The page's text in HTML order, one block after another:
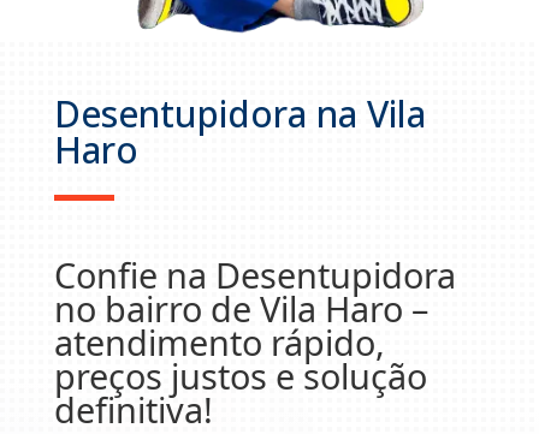
Desentupidora na Vila
Haro
Confie na Desentupidora
no bairro de Vila Haro –
atendimento rápido,
preços justos e solução
definitiva!